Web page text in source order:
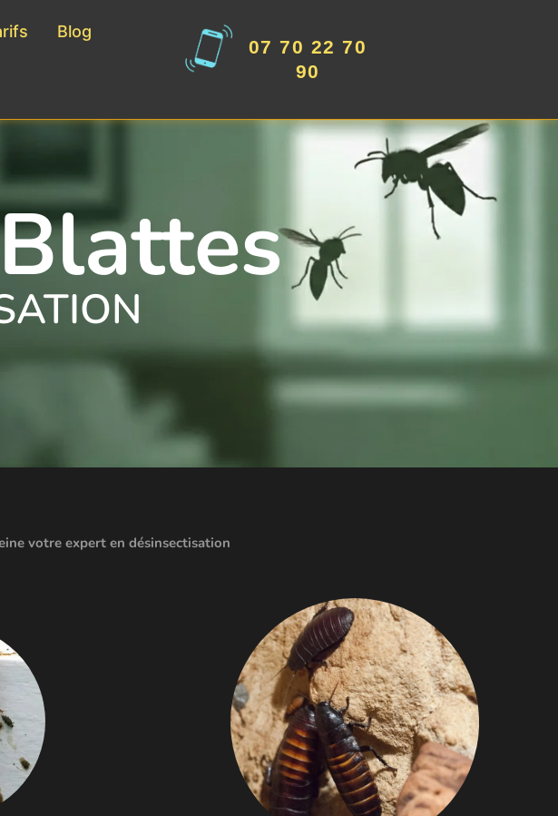
Blog
07 70 22 70
90
votre expert en désinsectisation